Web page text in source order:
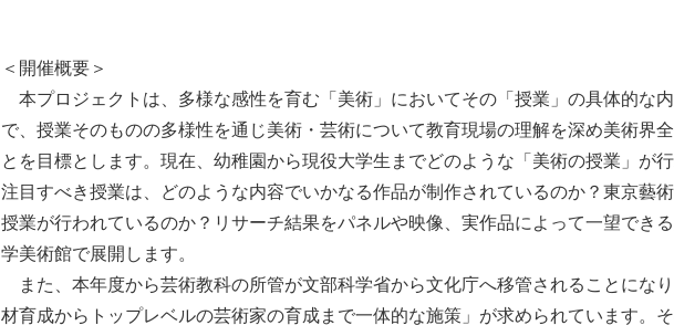
＜開催概要＞
本プロジェクトは、多様な感性を育む「美術」においてその「授業」の具体的な
で、授業そのものの多様性を通じ美術・芸術について教育現場の理解を深め美術界
とを目標とします。現在、幼稚園から現役大学生までどのような「美術の授業」が
注目すべき授業は、どのような内容でいかなる作品が制作されているのか？東京藝
授業が行われているのか？リサーチ結果をパネルや映像、実作品によって一望でき
学美術館で展開します。
また、本年度から芸術教科の所管が文部科学省から文化庁へ移管されることにな
材育成からトップレベルの芸術家の育成まで一体的な施策」が求められています。